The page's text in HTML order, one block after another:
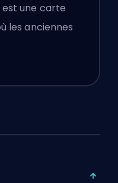
est une carte
les anciennes